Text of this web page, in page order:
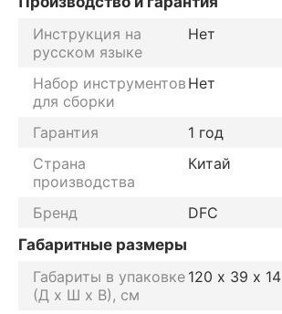
Инструкция на
русском языке
Нет
Набор инструментов
для сборки
Нет
Гарантия
1 год
Страна
производства
Китай
Бренд
DFC
Габаритные размеры
Габариты в упаковке
(Д х Ш х В), см
120 х 39 х 14